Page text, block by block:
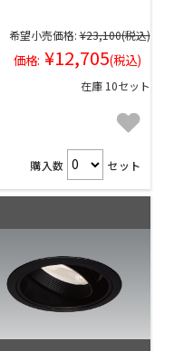
希望小売価格: ¥23,100(税込)
価格: ¥12,705(税込)
在庫 10セット
購入数 セット